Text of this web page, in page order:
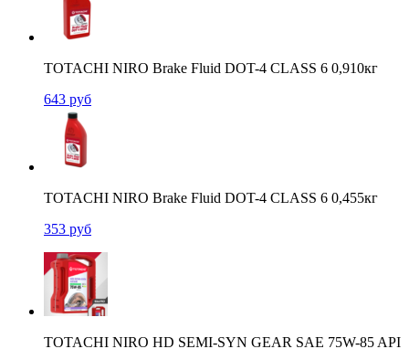
TOTACHI NIRO Brake Fluid DOT-4 CLASS 6 0,910кг
643 руб
TOTACHI NIRO Brake Fluid DOT-4 CLASS 6 0,455кг
353 руб
TOTACHI NIRO HD SEMI-SYN GEAR SAE 75W-85 API